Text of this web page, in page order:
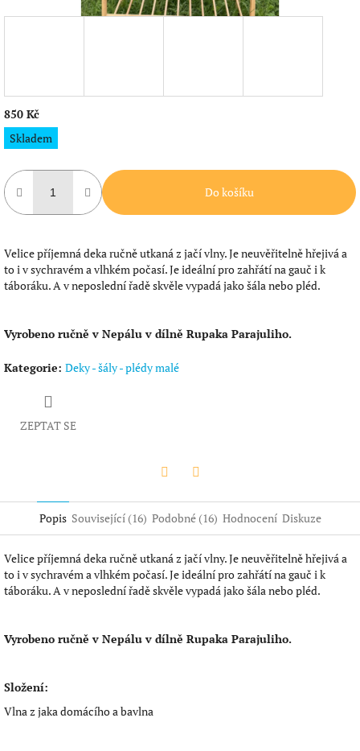
850 Kč
Měrná
cena:
Skladem
Do košíku
Velice příjemná deka ručně utkaná z jačí vlny. Je neuvěřitelně hřejivá a
to i v sychravém a vlhkém počasí. Je ideální pro zahřátí na gauč i k
táboráku. A v neposlední řadě skvěle vypadá jako šála nebo pléd.
Vyrobeno ručně v Nepálu v dílně Rupaka Parajuliho.
Kategorie: Deky - šály - plédy malé
ZEPTAT SE
Popis Související (16) Podobné (16) Hodnocení Diskuze
Velice příjemná deka ručně utkaná z jačí vlny. Je neuvěřitelně hřejivá a
to i v sychravém a vlhkém počasí. Je ideální pro zahřátí na gauč i k
táboráku. A v neposlední řadě skvěle vypadá jako šála nebo pléd.
Vyrobeno ručně v Nepálu v dílně Rupaka Parajuliho.
Složení:
Vlna z jaka domácího a bavlna